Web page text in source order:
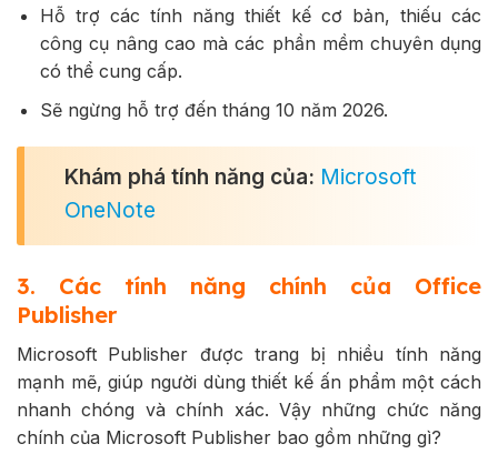
Hỗ trợ các tính năng thiết kế cơ bản, thiếu các
công cụ nâng cao mà các phần mềm chuyên dụng
có thể cung cấp.
Sẽ ngừng hỗ trợ đến tháng 10 năm 2026.
Khám phá tính năng của: Microsoft
OneNote
3. Các tính năng chính của Office
Publisher
Microsoft Publisher được trang bị nhiều tính năng
mạnh mẽ, giúp người dùng thiết kế ấn phẩm một cách
nhanh chóng và chính xác. Vậy những chức năng
chính của Microsoft Publisher bao gồm những gì?